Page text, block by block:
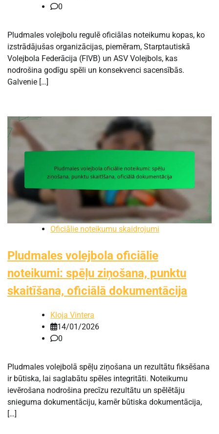
0
Pludmales volejbolu regulē oficiālas noteikumu kopas, ko
izstrādājušas organizācijas, piemēram, Starptautiskā
Volejbola Federācija (FIVB) un ASV Volejbols, kas
nodrošina godīgu spēli un konsekvenci sacensībās.
Galvenie […]
Oficiālie noteikumu skaidrojumi
Pludmales volejbola oficiālie
noteikumi: spēļu ziņošana, punktu
skaitīšana, oficiālā dokumentācija
Kloja Vintera
14/01/2026
0
Pludmales volejbolā spēļu ziņošana un rezultātu fiksēšana
ir būtiska, lai saglabātu spēles integritāti. Noteikumu
ievērošana nodrošina precīzu rezultātu un spēlētāju
snieguma dokumentāciju, kamēr būtiska dokumentācija,
[…]